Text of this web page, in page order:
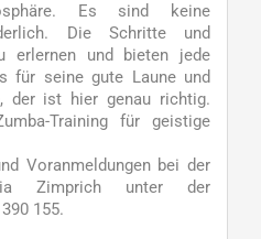
Es sind keine
Die Schritte und
erlernen und bieten jede
für seine gute Laune und
der ist hier genau richtig.
Training für geistige
Voranmeldungen bei der
Zimprich unter der
155.